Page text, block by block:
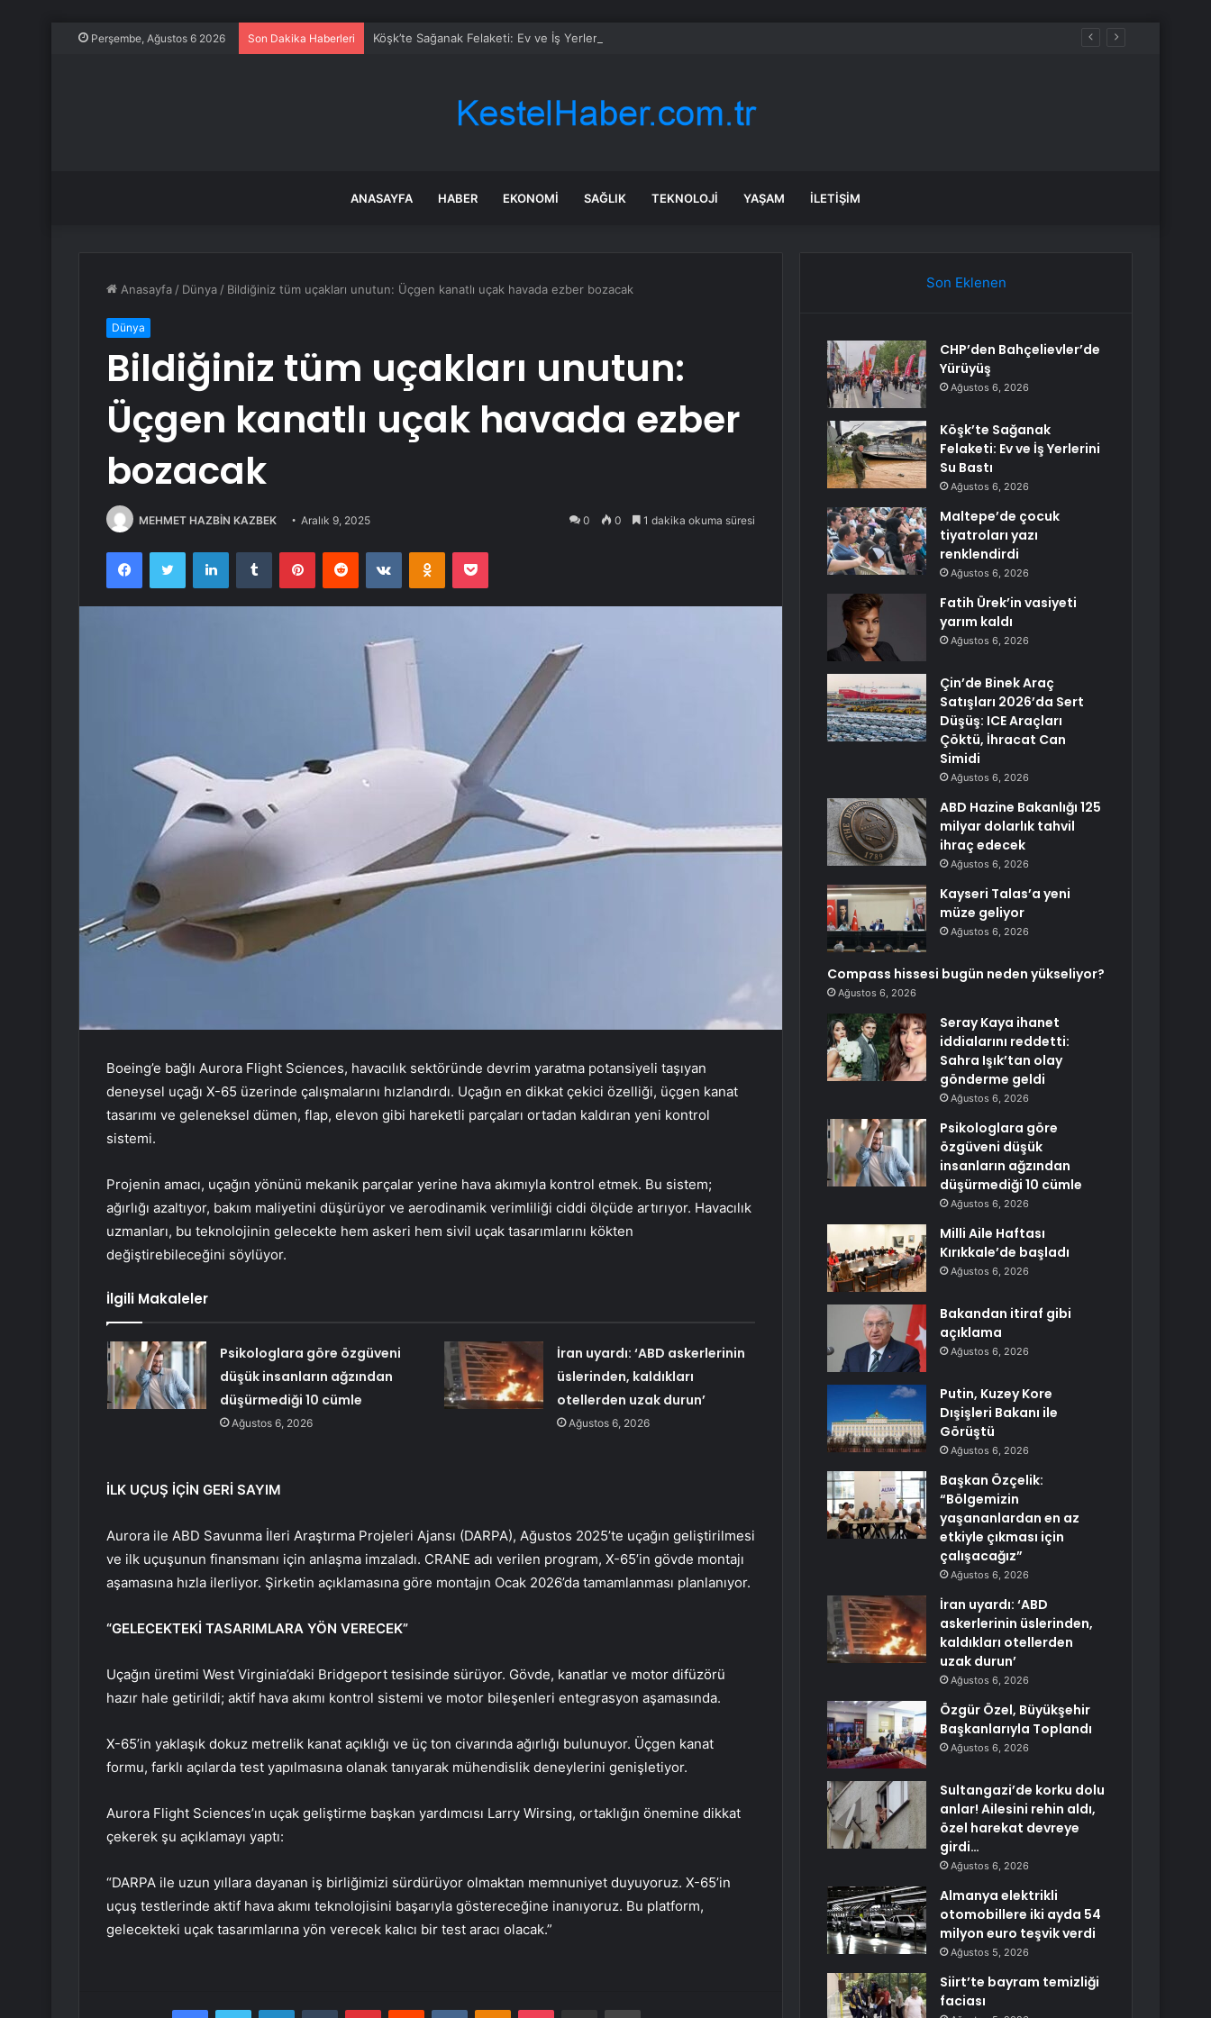
Perşembe, Ağustos 6 2026 Son Dakika Haberleri Köşk’te Sağanak Felaketi: Ev ve İş Yerlerini Su Bastı
ANASAYFA HABER EKONOMI SAĞLIK TEKNOLOJI YAŞAM İLETIŞIM
Anasayfa / Dünya / Bildiğiniz tüm uçakları unutun: Üçgen kanatlı uçak havada ezber bozacak
Dünya
Bildiğiniz tüm uçakları unutun:
Üçgen kanatlı uçak havada ezber
bozacak
MEHMET HAZBİN KAZBEK Aralık 9, 2025 0 0 1 dakika okuma süresi
FacebookTwitter LinkedInTumblr PinterestReddit VKontakteOdnoklassniki
Pocket
Boeing’e bağlı Aurora Flight Sciences, havacılık sektöründe devrim yaratma potansiyeli taşıyan
deneysel uçağı X-65 üzerinde çalışmalarını hızlandırdı. Uçağın en dikkat çekici özelliği, üçgen kanat
tasarımı ve geleneksel dümen, flap, elevon gibi hareketli parçaları ortadan kaldıran yeni kontrol
sistemi.
Projenin amacı, uçağın yönünü mekanik parçalar yerine hava akımıyla kontrol etmek. Bu sistem;
ağırlığı azaltıyor, bakım maliyetini düşürüyor ve aerodinamik verimliliği ciddi ölçüde artırıyor. Havacılık
uzmanları, bu teknolojinin gelecekte hem askeri hem sivil uçak tasarımlarını kökten
değiştirebileceğini söylüyor.
İlgili Makaleler
Psikologlara göre özgüveni
düşük insanların ağzından
düşürmediği 10 cümle
Ağustos 6, 2026
İran uyardı: ‘ABD askerlerinin
üslerinden, kaldıkları
otellerden uzak durun’
Ağustos 6, 2026
İLK UÇUŞ İÇİN GERİ SAYIM
Aurora ile ABD Savunma İleri Araştırma Projeleri Ajansı (DARPA), Ağustos 2025’te uçağın geliştirilmesi
ve ilk uçuşunun finansmanı için anlaşma imzaladı. CRANE adı verilen program, X-65’in gövde montajı
aşamasına hızla ilerliyor. Şirketin açıklamasına göre montajın Ocak 2026’da tamamlanması planlanıyor.
“GELECEKTEKİ TASARIMLARA YÖN VERECEK”
Uçağın üretimi West Virginia’daki Bridgeport tesisinde sürüyor. Gövde, kanatlar ve motor difüzörü
hazır hale getirildi; aktif hava akımı kontrol sistemi ve motor bileşenleri entegrasyon aşamasında.
X-65’in yaklaşık dokuz metrelik kanat açıklığı ve üç ton civarında ağırlığı bulunuyor. Üçgen kanat
formu, farklı açılarda test yapılmasına olanak tanıyarak mühendislik deneylerini genişletiyor.
Aurora Flight Sciences’ın uçak geliştirme başkan yardımcısı Larry Wirsing, ortaklığın önemine dikkat
çekerek şu açıklamayı yaptı:
“DARPA ile uzun yıllara dayanan iş birliğimizi sürdürüyor olmaktan memnuniyet duyuyoruz. X-65’in
uçuş testlerinde aktif hava akımı teknolojisini başarıyla göstereceğine inanıyoruz. Bu platform,
gelecekteki uçak tasarımlarına yön verecek kalıcı bir test aracı olacak.”
FacebookTwitter LinkedInTumblr PinterestReddit VKontakteOdnoklassniki
Pocket E-Posta ile paylaş Yazdır
Son Eklenen
CHP’den Bahçelievler’de
Yürüyüş
Ağustos 6, 2026
Köşk’te Sağanak
Felaketi: Ev ve İş Yerlerini
Su Bastı
Ağustos 6, 2026
Maltepe’de çocuk
tiyatroları yazı
renklendirdi
Ağustos 6, 2026
Fatih Ürek’in vasiyeti
yarım kaldı
Ağustos 6, 2026
Çin’de Binek Araç
Satışları 2026’da Sert
Düşüş: ICE Araçları
Çöktü, İhracat Can
Simidi
Ağustos 6, 2026
ABD Hazine Bakanlığı 125
milyar dolarlık tahvil
ihraç edecek
Ağustos 6, 2026
Kayseri Talas’a yeni
müze geliyor
Ağustos 6, 2026
Compass hissesi bugün neden yükseliyor?
Ağustos 6, 2026
Seray Kaya ihanet
iddialarını reddetti:
Sahra Işık’tan olay
gönderme geldi
Ağustos 6, 2026
Psikologlara göre
özgüveni düşük
insanların ağzından
düşürmediği 10 cümle
Ağustos 6, 2026
Milli Aile Haftası
Kırıkkale’de başladı
Ağustos 6, 2026
Bakandan itiraf gibi
açıklama
Ağustos 6, 2026
Putin, Kuzey Kore
Dışişleri Bakanı ile
Görüştü
Ağustos 6, 2026
Başkan Özçelik:
“Bölgemizin
yaşananlardan en az
etkiyle çıkması için
çalışacağız”
Ağustos 6, 2026
İran uyardı: ‘ABD
askerlerinin üslerinden,
kaldıkları otellerden
uzak durun’
Ağustos 6, 2026
Özgür Özel, Büyükşehir
Başkanlarıyla Toplandı
Ağustos 6, 2026
Sultangazi’de korku dolu
anlar! Ailesini rehin aldı,
özel harekat devreye
girdi…
Ağustos 6, 2026
Almanya elektrikli
otomobillere iki ayda 54
milyon euro teşvik verdi
Ağustos 5, 2026
Siirt’te bayram temizliği
faciası